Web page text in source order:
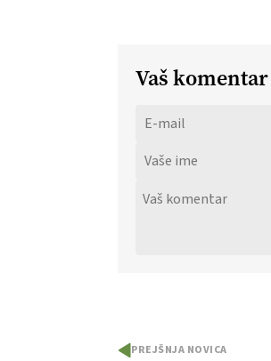
Vaš komentar
PREJŠNJA NOVICA